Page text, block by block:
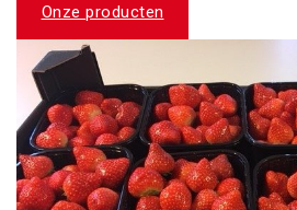
Onze producten